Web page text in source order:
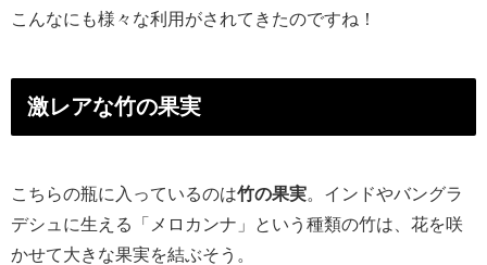
こんなにも様々な利用がされてきたのですね！
激レアな竹の果実
こちらの瓶に入っているのは竹の果実。インドやバングラ
デシュに生える「メロカンナ」という種類の竹は、花を咲
かせて大きな果実を結ぶそう。